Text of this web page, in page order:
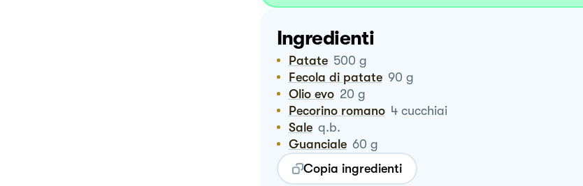
Ingredienti
Patate 500 g
Fecola di patate 90 g
Olio evo 20 g
Pecorino romano 4 cucchiai
Sale q.b.
Guanciale 60 g
Copia ingredienti